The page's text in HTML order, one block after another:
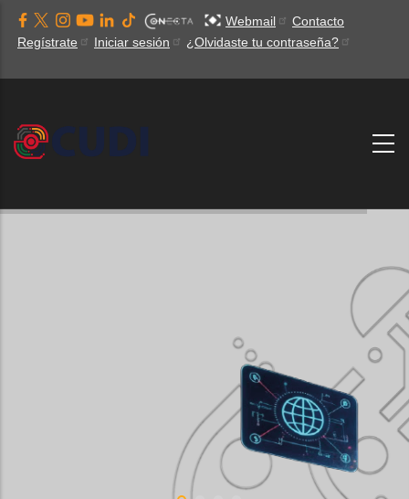
Pasar
Webmail
Contacto
Regístrate
Iniciar sesión ¿Olvidaste tu contraseña?